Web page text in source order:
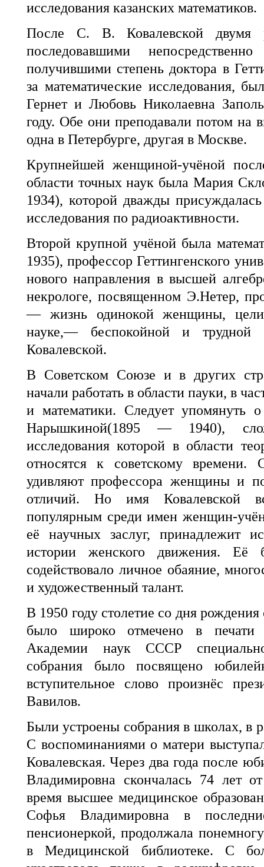
исследования казанских математиков.
После С. В. Ковалевской двумя
последовавшими
получившими степень доктора в
за математические исследования,
Гернет и Любовь Николаевна
году. Обе они преподавали потом на
одна в Петербурге, другая в Москве.
Крупнейшей женщиной-учёной
области точных наук была Мария
1934), которой дважды
исследования по радиоактивности.
Второй крупной учёной была
1935), профессор Геттингенского
нового направления в высшей
некрологе, посвященном Э.Нетер,
— жизнь одинокой женщины,
науке,— беспокойной и
Ковалевской.
В Советском Союзе и в других
начали работать в области пауки, в
и математики. Следует упомянуть
Нарышкиной(1895 — 1940),
исследования которой в области
относятся к советскому
удивляют профессора женщины и
отличий. Но имя Ковалевской
популярным среди имен женщин-
её научных заслуг, принадлежит
истории женского движения. Её
содействовало личное обаяние,
и художественный талант.
В 1950 году столетие со дня
было широко отмечено в печати
Академии наук СССР
собрания было посвящено
вступительное слово произнёс
Вавилов.
Были устроены собрания в школах, в
С воспоминаниями о матери
Ковалевская. Через два года после
Владимировна скончалась 74 лет
время высшее медицинское
Софья Владимировна в
пенсионеркой, продолжала
в Медицинской библиотеке. С